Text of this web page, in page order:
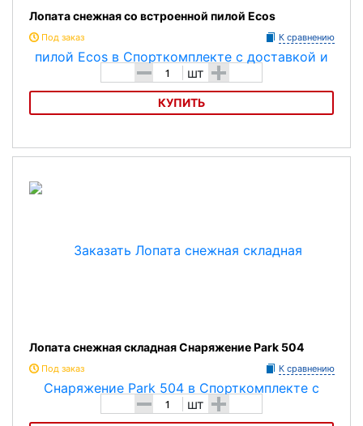
Лопата снежная со встроенной пилой Ecos
Под заказ К сравнению
- шт +
КУПИТЬ
Лопата снежная со встроенной пилой Ecos
Лопата снежная складная Снаряжение Park 504
Под заказ К сравнению
- шт +